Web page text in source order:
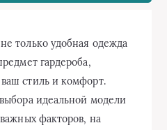
только удобная одежда
гардероба,
стиль и комфорт.
идеальной модели
факторов, на